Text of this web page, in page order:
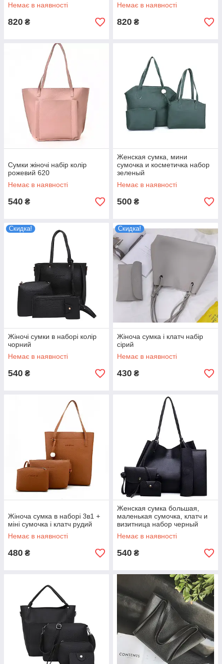
Немає в наявності
820 ₴
Немає в наявності
820 ₴
Сумки жіночі набір колір
рожевий 620
Немає в наявності
540 ₴
Женская сумка, мини
сумочка и косметичка набор
зеленый
Немає в наявності
500 ₴
Скидка!
Жіночі сумки в наборі колір
чорний
Немає в наявності
540 ₴
Скидка!
Жіноча сумка і клатч набір
сірий
Немає в наявності
430 ₴
Жіноча сумка в наборі 3в1 +
міні сумочка і клатч рудий
Немає в наявності
480 ₴
Женская сумка большая,
маленькая сумочка, клатч и
визитница набор черный
Немає в наявності
540 ₴